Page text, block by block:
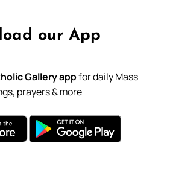
our App
Gallery appfor daily Mass
prayers & more